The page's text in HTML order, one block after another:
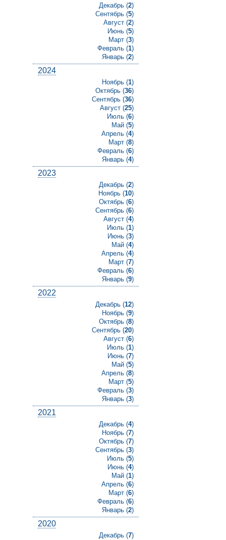
Декабрь (2)
Сентябрь (5)
Август (2)
Июнь (5)
Март (3)
Февраль (1)
Январь (2)
2024
Ноябрь (1)
Октябрь (36)
Сентябрь (36)
Август (25)
Июль (6)
Май (5)
Апрель (4)
Март (8)
Февраль (6)
Январь (4)
2023
Декабрь (2)
Ноябрь (10)
Октябрь (6)
Сентябрь (6)
Август (4)
Июль (1)
Июнь (3)
Май (4)
Апрель (4)
Март (7)
Февраль (6)
Январь (9)
2022
Декабрь (12)
Ноябрь (9)
Октябрь (8)
Сентябрь (20)
Август (6)
Июль (1)
Июнь (7)
Май (5)
Апрель (8)
Март (5)
Февраль (3)
Январь (3)
2021
Декабрь (4)
Ноябрь (7)
Октябрь (7)
Сентябрь (3)
Июль (5)
Июнь (4)
Май (1)
Апрель (6)
Март (6)
Февраль (6)
Январь (2)
2020
Декабрь (7)